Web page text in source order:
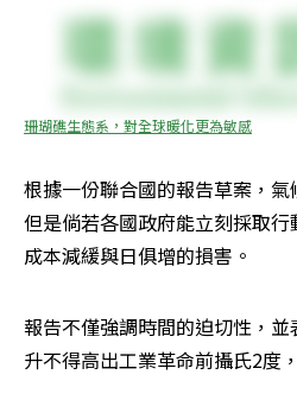
珊瑚礁生態系，對全球暖化更為敏感
根據一份聯合國的報告草案，氣
但是倘若各國政府能立刻採取
成本減緩與日俱增的損害。
報告不僅強調時間的迫切性，
升不得高出工業革命前攝氏2度